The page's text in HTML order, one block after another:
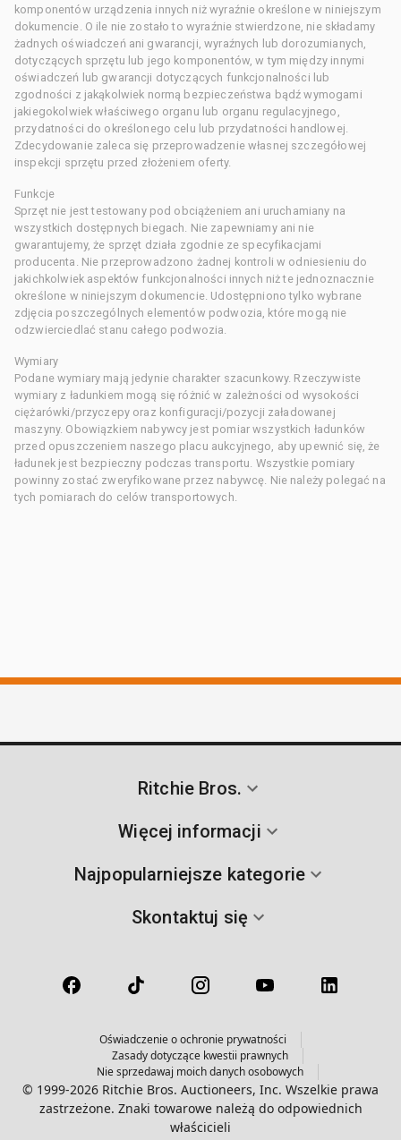
komponentów urządzenia innych niż wyraźnie określone w niniejszym
dokumencie. O ile nie zostało to wyraźnie stwierdzone, nie składamy
żadnych oświadczeń ani gwarancji, wyraźnych lub dorozumianych,
dotyczących sprzętu lub jego komponentów, w tym między innymi
oświadczeń lub gwarancji dotyczących funkcjonalności lub
zgodności z jakąkolwiek normą bezpieczeństwa bądź wymogami
jakiegokolwiek właściwego organu lub organu regulacyjnego,
przydatności do określonego celu lub przydatności handlowej.
Zdecydowanie zaleca się przeprowadzenie własnej szczegółowej
inspekcji sprzętu przed złożeniem oferty.
Funkcje
Sprzęt nie jest testowany pod obciążeniem ani uruchamiany na
wszystkich dostępnych biegach. Nie zapewniamy ani nie
gwarantujemy, że sprzęt działa zgodnie ze specyfikacjami
producenta. Nie przeprowadzono żadnej kontroli w odniesieniu do
jakichkolwiek aspektów funkcjonalności innych niż te jednoznacznie
określone w niniejszym dokumencie. Udostępniono tylko wybrane
zdjęcia poszczególnych elementów podwozia, które mogą nie
odzwierciedlać stanu całego podwozia.
Wymiary
Podane wymiary mają jedynie charakter szacunkowy. Rzeczywiste
wymiary z ładunkiem mogą się różnić w zależności od wysokości
ciężarówki/przyczepy oraz konfiguracji/pozycji załadowanej
maszyny. Obowiązkiem nabywcy jest pomiar wszystkich ładunków
przed opuszczeniem naszego placu aukcyjnego, aby upewnić się, że
ładunek jest bezpieczny podczas transportu. Wszystkie pomiary
powinny zostać zweryfikowane przez nabywcę. Nie należy polegać na
tych pomiarach do celów transportowych.
Ritchie Bros.
Więcej informacji
Najpopularniejsze kategorie
Skontaktuj się
Oświadczenie o ochronie prywatności
Zasady dotyczące kwestii prawnych
Nie sprzedawaj moich danych osobowych
© 1999-2026 Ritchie Bros. Auctioneers, Inc. Wszelkie prawa
zastrzeżone. Znaki towarowe należą do odpowiednich
właścicieli